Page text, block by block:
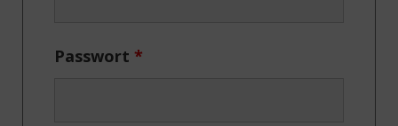
Passwort *